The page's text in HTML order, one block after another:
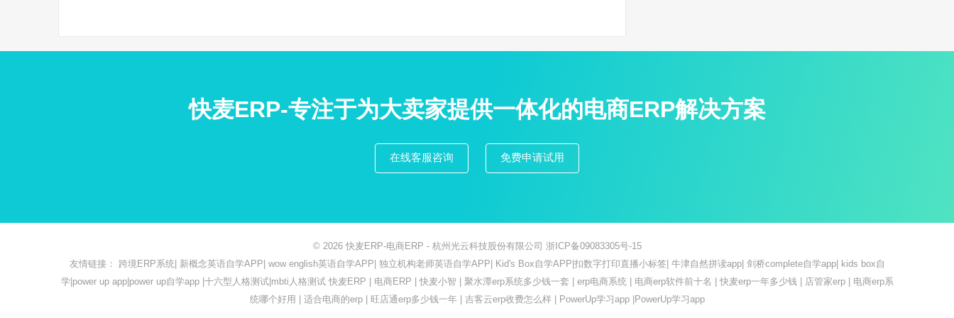
快麦ERP-专注于为大卖家提供一体化的电商ERP解决方案
在线客服咨询 免费申请试用
© 2026 快麦ERP-电商ERP - 杭州光云科技股份有限公司 浙ICP备09083305号-15
友情链接： 跨境ERP系统| 新概念英语自学APP| wow english英语自学APP| 独立机构老师英语自学APP| Kid's Box自学APP|扣数字打印直播小标签| 牛津自然拼读app| 剑桥complete自学app| kids box自
学|power up app|power up自学app|十六型人格测试|mbti人格测试 快麦ERP | 电商ERP | 快麦小智 | 聚水潭erp系统多少钱一套 | erp电商系统 | 电商erp软件前十名 | 快麦erp一年多少钱 | 店管家erp| 电商erp系
统哪个好用 | 适合电商的erp| 旺店通erp多少钱一年| 吉客云erp收费怎么样| PowerUp学习app|PowerUp学习app